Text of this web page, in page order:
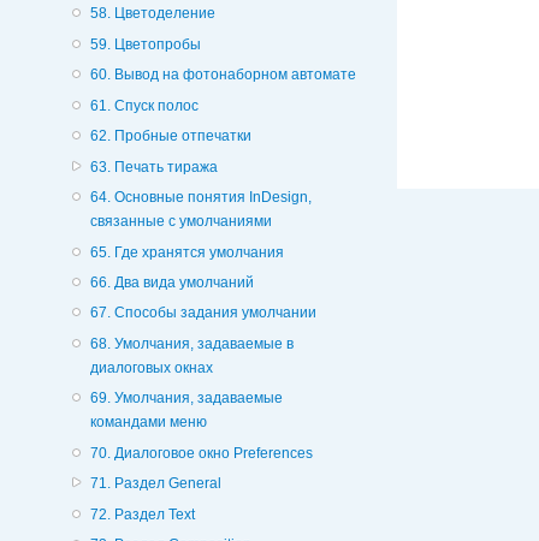
58. Цветоделение
59. Цветопробы
60. Вывод на фотонаборном автомате
61. Спуск полос
62. Пробные отпечатки
63. Печать тиража
64. Основные понятия InDesign,
связанные с умолчаниями
65. Где хранятся умолчания
66. Два вида умолчаний
67. Способы задания умолчании
68. Умолчания, задаваемые в
диалоговых окнах
69. Умолчания, задаваемые
командами меню
70. Диалоговое окно Preferences
71. Раздел General
72. Раздел Text